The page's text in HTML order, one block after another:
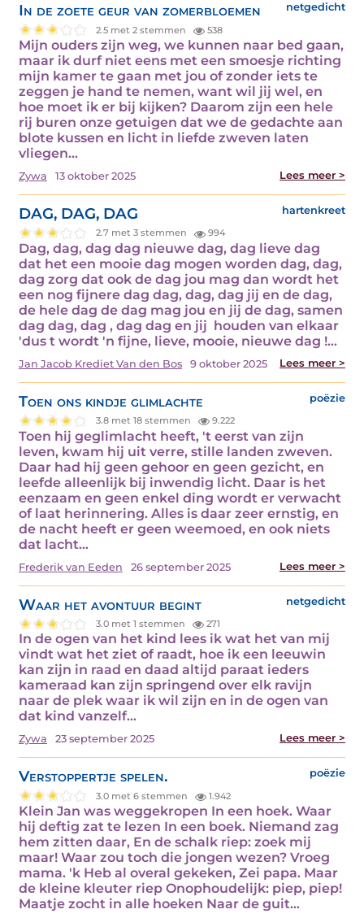
In de zoete geur van zomerbloemen netgedicht
2.5 met 2 stemmen 538
Mijn ouders zijn weg, we kunnen naar bed gaan,
maar ik durf niet eens met een smoesje richting
mijn kamer te gaan met jou of zonder iets te
zeggen je hand te nemen, want wil jij wel, en
hoe moet ik er bij kijken? Daarom zijn een hele
rij buren onze getuigen dat we de gedachte aan
blote kussen en licht in liefde zweven laten
vliegen…
Zywa 13 oktober 2025 Lees meer >
DAG, DAG, DAG hartenkreet
2.7 met 3 stemmen 994
Dag, dag, dag dag nieuwe dag, dag lieve dag
dat het een mooie dag mogen worden dag, dag,
dag zorg dat ook de dag jou mag dan wordt het
een nog fijnere dag dag, dag, dag jij en de dag,
de hele dag de dag mag jou en jij de dag, samen
dag dag, dag , dag dag en jij houden van elkaar
'dus t wordt 'n fijne, lieve, mooie, nieuwe dag !…
Jan Jacob Krediet Van den Bos 9 oktober 2025 Lees meer >
Toen ons kindje glimlachte poëzie
3.8 met 18 stemmen 9.222
Toen hij geglimlacht heeft, 't eerst van zijn
leven, kwam hij uit verre, stille landen zweven.
Daar had hij geen gehoor en geen gezicht, en
leefde alleenlijk bij inwendig licht. Daar is het
eenzaam en geen enkel ding wordt er verwacht
of laat herinnering. Alles is daar zeer ernstig, en
de nacht heeft er geen weemoed, en ook niets
dat lacht…
Frederik van Eeden 26 september 2025 Lees meer >
Waar het avontuur begint netgedicht
3.0 met 1 stemmen 271
In de ogen van het kind lees ik wat het van mij
vindt wat het ziet of raadt, hoe ik een leeuwin
kan zijn in raad en daad altijd paraat ieders
kameraad kan zijn springend over elk ravijn
naar de plek waar ik wil zijn en in de ogen van
dat kind vanzelf…
Zywa 23 september 2025 Lees meer >
Verstoppertje spelen. poëzie
3.0 met 6 stemmen 1.942
Klein Jan was weggekropen In een hoek. Waar
hij deftig zat te lezen In een boek. Niemand zag
hem zitten daar, En de schalk riep: zoek mij
maar! Waar zou toch die jongen wezen? Vroeg
mama. 'k Heb al overal gekeken, Zei papa. Maar
de kleine kleuter riep Onophoudelijk: piep, piep!
Maatje zocht in alle hoeken Naar de guit…